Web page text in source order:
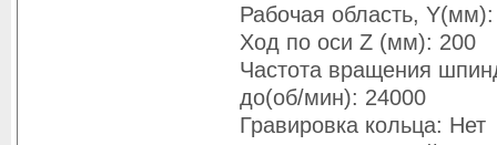
Рабочая область,
Ход по оси Z (мм): 200
Частота вращения
до(об/мин): 24000
Гравировка кольца: Нет